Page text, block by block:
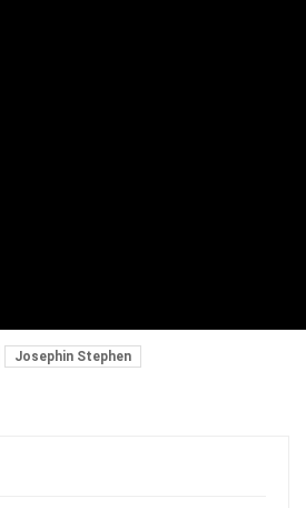
Josephin Stephen